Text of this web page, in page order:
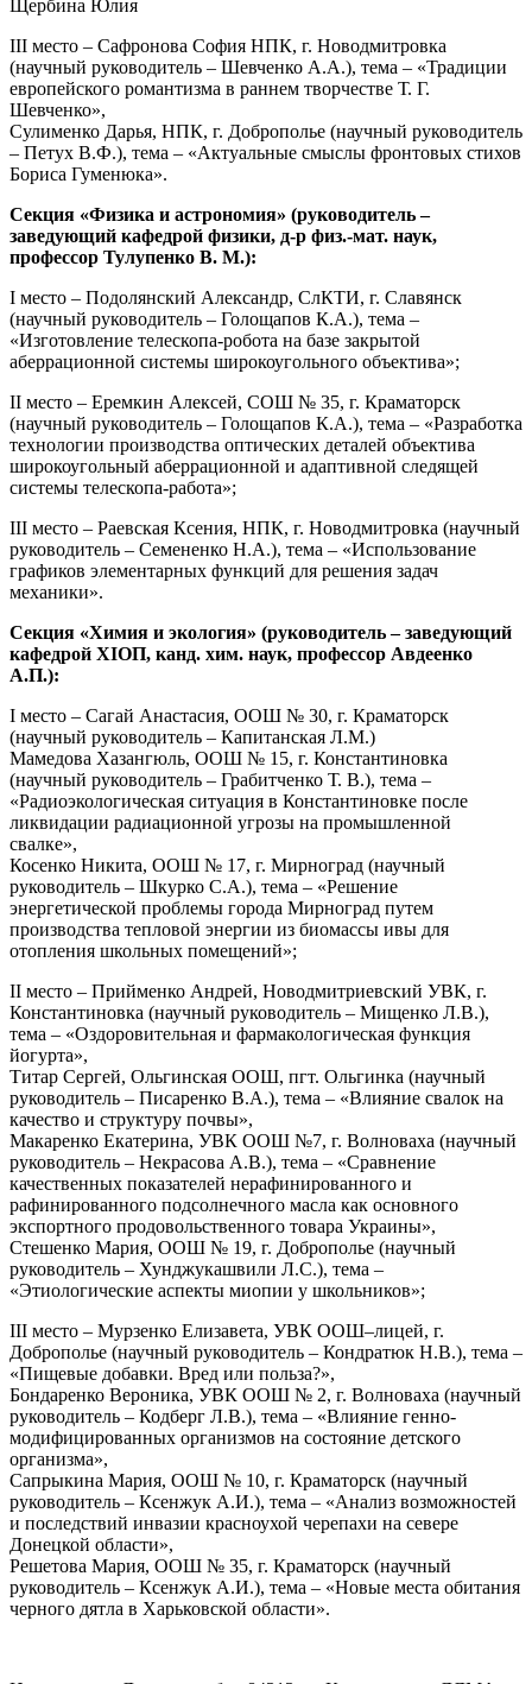
Щербина Юлия
III место – Сафронова София НПК, г. Новодмитровка
(научный руководитель – Шевченко А.А.), тема – «Традиции
европейского романтизма в раннем творчестве Т. Г.
Шевченко»,
Сулименко Дарья, НПК, г. Доброполье (научный руководитель
– Петух В.Ф.), тема – «Актуальные смыслы фронтовых стихов
Бориса Гуменюка».
Секция «Физика и астрономия» (руководитель –
заведующий кафедрой физики, д-р физ.-мат. наук,
профессор Тулупенко В. М.):
I место – Подолянский Александр, СлКТИ, г. Славянск
(научный руководитель – Голощапов К.А.), тема –
«Изготовление телескопа-робота на базе закрытой
аберрационной системы широкоугольного объектива»;
II место – Еремкин Алексей, СОШ № 35, г. Краматорск
(научный руководитель – Голощапов К.А.), тема – «Разработка
технологии производства оптических деталей объектива
широкоугольный аберрационной и адаптивной следящей
системы телескопа-работа»;
III место – Раевская Ксения, НПК, г. Новодмитровка (научный
руководитель – Семененко Н.А.), тема – «Использование
графиков элементарных функций для решения задач
механики».
Секция «Химия и экология» (руководитель – заведующий
кафедрой ХІОП, канд. хим. наук, профессор Авдеенко
А.П.):
I место – Сагай Анастасия, ООШ № 30, г. Краматорск
(научный руководитель – Капитанская Л.М.)
Мамедова Хазангюль, ООШ № 15, г. Константиновка
(научный руководитель – Грабитченко Т. В.), тема –
«Радиоэкологическая ситуация в Константиновке после
ликвидации радиационной угрозы на промышленной
свалке»,
Косенко Никита, ООШ № 17, г. Мирноград (научный
руководитель – Шкурко С.А.), тема – «Решение
энергетической проблемы города Мирноград путем
производства тепловой энергии из биомассы ивы для
отопления школьных помещений»;
II место – Прийменко Андрей, Новодмитриевский УВК, г.
Константиновка (научный руководитель – Мищенко Л.В.),
тема – «Оздоровительная и фармакологическая функция
йогурта»,
Титар Сергей, Ольгинская ООШ, пгт. Ольгинка (научный
руководитель – Писаренко В.А.), тема – «Влияние свалок на
качество и структуру почвы»,
Макаренко Екатерина, УВК ООШ №7, г. Волноваха (научный
руководитель – Некрасова А.В.), тема – «Сравнение
качественных показателей нерафинированного и
рафинированного подсолнечного масла как основного
экспортного продовольственного товара Украины»,
Стешенко Мария, ООШ № 19, г. Доброполье (научный
руководитель – Хунджукашвили Л.С.), тема –
«Этиологические аспекты миопии у школьников»;
III место – Мурзенко Елизавета, УВК ООШ–лицей, г.
Доброполье (научный руководитель – Кондратюк Н.В.), тема –
«Пищевые добавки. Вред или польза?»,
Бондаренко Вероника, УВК ООШ № 2, г. Волноваха (научный
руководитель – Кодберг Л.В.), тема – «Влияние генно-
модифицированных организмов на состояние детского
организма»,
Сапрыкина Мария, ООШ № 10, г. Краматорск (научный
руководитель – Ксенжук А.И.), тема – «Анализ возможностей
и последствий инвазии красноухой черепахи на севере
Донецкой области»,
Решетова Мария, ООШ № 35, г. Краматорск (научный
руководитель – Ксенжук А.И.), тема – «Новые места обитания
черного дятла в Харьковской области».